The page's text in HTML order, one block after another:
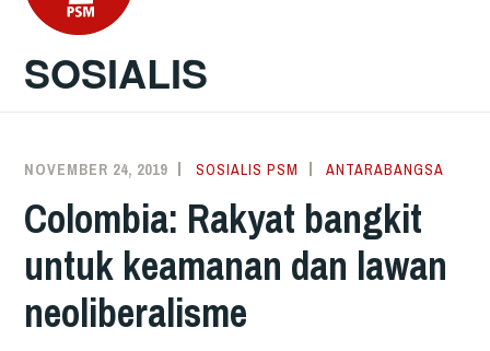
SOSIALIS
NOVEMBER 24, 2019 SOSIALIS PSM ANTARABANGSA
Colombia: Rakyat bangkit
untuk keamanan dan lawan
neoliberalisme